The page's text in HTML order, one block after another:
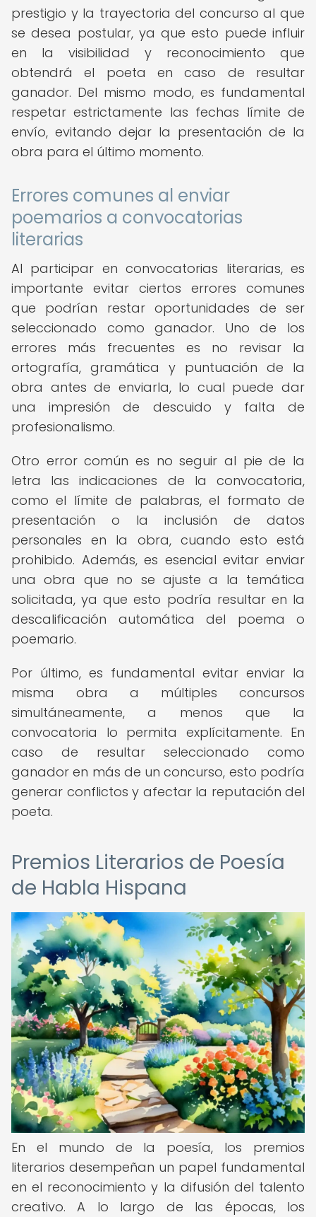
prestigio y la trayectoria del concurso al que
se desea postular, ya que esto puede influir
en la visibilidad y reconocimiento que
obtendrá el poeta en caso de resultar
ganador. Del mismo modo, es fundamental
respetar estrictamente las fechas límite de
envío, evitando dejar la presentación de la
obra para el último momento.
Errores comunes al enviar
poemarios a convocatorias
literarias
Al participar en convocatorias literarias, es
importante evitar ciertos errores comunes
que podrían restar oportunidades de ser
seleccionado como ganador. Uno de los
errores más frecuentes es no revisar la
ortografía, gramática y puntuación de la
obra antes de enviarla, lo cual puede dar
una impresión de descuido y falta de
profesionalismo.
Otro error común es no seguir al pie de la
letra las indicaciones de la convocatoria,
como el límite de palabras, el formato de
presentación o la inclusión de datos
personales en la obra, cuando esto está
prohibido. Además, es esencial evitar enviar
una obra que no se ajuste a la temática
solicitada, ya que esto podría resultar en la
descalificación automática del poema o
poemario.
Por último, es fundamental evitar enviar la
misma obra a múltiples concursos
simultáneamente, a menos que la
convocatoria lo permita explícitamente. En
caso de resultar seleccionado como
ganador en más de un concurso, esto podría
generar conflictos y afectar la reputación del
poeta.
Premios Literarios de Poesía
de Habla Hispana
En el mundo de la poesía, los premios
literarios desempeñan un papel fundamental
en el reconocimiento y la difusión del talento
creativo. A lo largo de las épocas, los